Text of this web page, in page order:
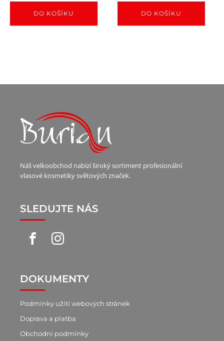
DO KOŠÍKU DO KOŠÍKU
Náš velkoobchod nabízí široký sortiment profesionální
vlasové kosmetiky světových značek.
SLEDUJTE NÁS
DOKUMENTY
Podmínky užití webových stránek
Doprava a platba
Obchodní podmínky